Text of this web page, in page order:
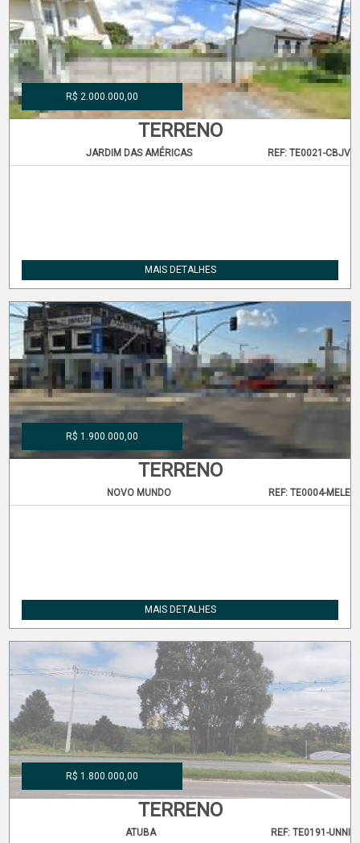
TERRENO
REF: TE0021-CBJV
JARDIM DAS AMÉRICAS
R$ 2.000.000,00
MAIS DETALHES
TERRENO
REF: TE0004-MELE
NOVO MUNDO
R$ 1.900.000,00
MAIS DETALHES
TERRENO
REF: TE0191-UNNI
ATUBA
R$ 1.800.000,00